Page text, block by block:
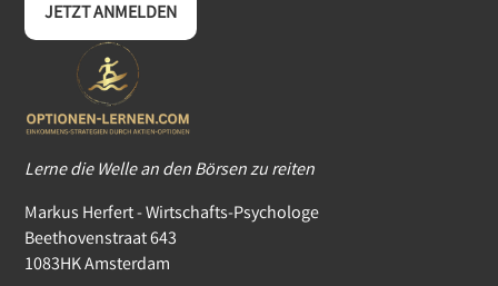
JETZT ANMELDEN
Lerne die Welle an den Börsen zu reiten
Markus Herfert - Wirtschafts-Psychologe
Beethovenstraat 643
1083HK Amsterdam